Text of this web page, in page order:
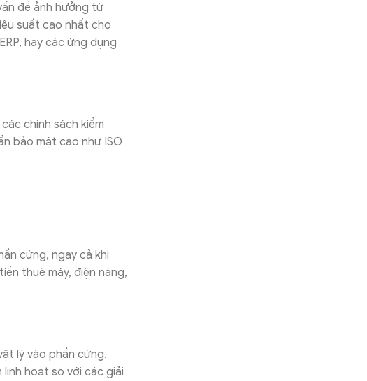
đề ảnh hưởng từ
suất cao nhất cho
hay các ứng dụng
chính sách kiểm
bảo mật cao như ISO
cứng, ngay cả khi
thuê máy, điện năng,
lý vào phần cứng.
hoạt so với các giải